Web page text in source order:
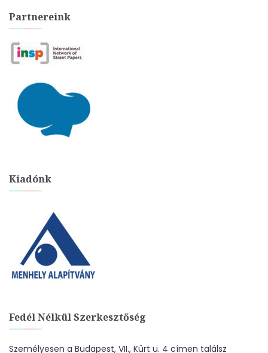
Partnereink
Kiadónk
Fedél Nélkül Szerkesztőség
Személyesen a Budapest, VII., Kürt u. 4 címen találsz